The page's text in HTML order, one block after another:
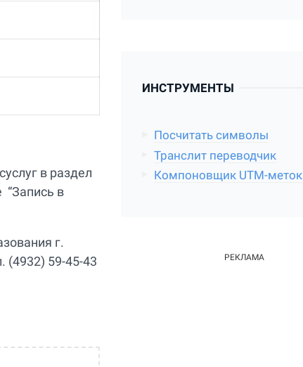
в раздел
“Запись в
г.
(4932) 59-45-43
ИНСТРУМЕНТЫ
Посчитать символы
Транслит переводчик
Компоновщик UTM-меток